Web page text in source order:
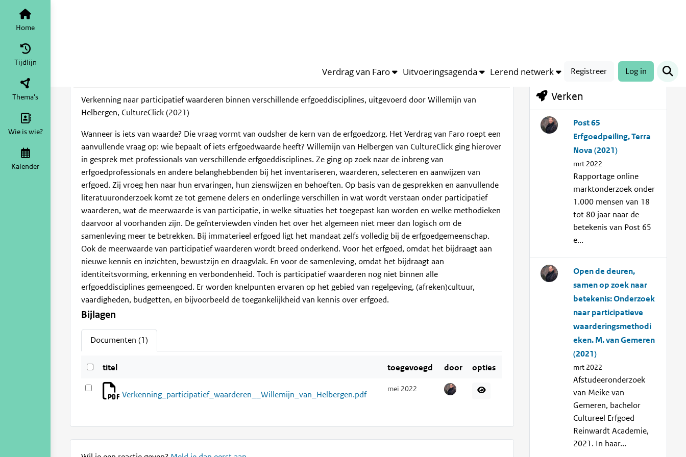
Verdrag van Faro Uitvoeringsagenda Lerend netwerk Registreer Log in
Home
Tijdlijn
Thema's
Wie is wie?
Kalender
Verkenning naar participatief waarderen binnen verschillende erfgoeddisciplines, uitgevoerd door Willemijn van
Helbergen, CultureClick (2021)
Wanneer is iets van waarde? Die vraag vormt van oudsher de kern van de erfgoedzorg. Het Verdrag van Faro roept een
aanvullende vraag op: wie bepaalt of iets erfgoedwaarde heeft? Willemijn van Helbergen van CultureClick ging hierover
in gesprek met professionals van verschillende erfgoeddisciplines. Ze ging op zoek naar de inbreng van
erfgoedprofessionals en andere belanghebbenden bij het inventariseren, waarderen, selecteren en aanwijzen van
erfgoed. Zij vroeg hen naar hun ervaringen, hun zienswijzen en behoeften. Op basis van de gesprekken en aanvullende
literatuuronderzoek komt ze tot gemene delers en onderlinge verschillen in wat wordt verstaan onder participatief
waarderen, wat de meerwaarde is van participatie, in welke situaties het toegepast kan worden en welke methodieken
daarvoor al voorhanden zijn. De geïnterviewden vinden het over het algemeen niet meer dan logisch om de
samenleving meer te betrekken. Bij immaterieel erfgoed ligt het mandaat zelfs volledig bij de erfgoedgemeenschap.
Ook de meerwaarde van participatief waarderen wordt breed onderkend. Voor het erfgoed, omdat het bijdraagt aan
nieuwe kennis en inzichten, bewustzijn en draagvlak. En voor de samenleving, omdat het bijdraagt aan
identiteitsvorming, erkenning en verbondenheid. Toch is participatief waarderen nog niet binnen alle
erfgoeddisciplines gemeengoed. Er worden knelpunten ervaren op het gebied van regelgeving, (afreken)cultuur,
vaardigheden, budgetten, en bijvoorbeeld de toegankelijkheid van kennis over erfgoed.
Bijlagen
Documenten (1)
titel toegevoegd door opties
Verkenning_participatief_waarderen__Willemijn_van_Helbergen.pdf
mei 2022
Verken
Post 65
Erfgoedpeiling, Terra
Nova (2021)
mrt 2022
Rapportage online
marktonderzoek onder
1.000 mensen van 18
tot 80 jaar naar de
betekenis van Post 65
e...
Open de deuren,
samen op zoek naar
betekenis: Onderzoek
naar participatieve
waarderingsmethodi
eken. M. van Gemeren
(2021)
mrt 2022
Afstudeeronderzoek
van Meike van
Gemeren, bachelor
Cultureel Erfgoed
Reinwardt Academie,
2021. In haar...